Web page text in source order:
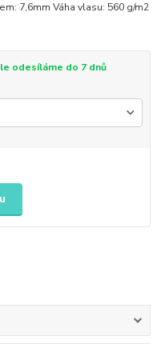
7,6mm Váha vlasu: 560 g/m2
odesíláme do 7 dnů